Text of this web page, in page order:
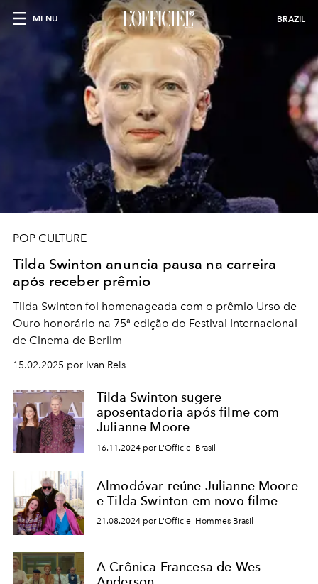
MENU BRAZIL
POP CULTURE
Tilda Swinton anuncia pausa na carreira
após receber prêmio
Tilda Swinton foi homenageada com o prêmio Urso de
Ouro honorário na 75ª edição do Festival Internacional
de Cinema de Berlim
15.02.2025 por Ivan Reis
Tilda Swinton sugere
aposentadoria após filme com
Julianne Moore
16.11.2024 por L'Officiel Brasil
Almodóvar reúne Julianne Moore
e Tilda Swinton em novo filme
21.08.2024 por L'Officiel Hommes Brasil
A Crônica Francesa de Wes